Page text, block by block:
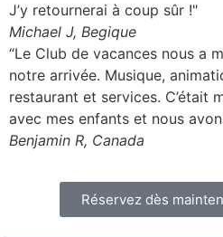
J’y retournerai à coup sûr !"
Michael J, Begique
“Le Club de vacances nous a
notre arrivée. Musique,
restaurant et services. C’était
avec mes enfants et nous
Benjamin R, Canada
Réservez dès